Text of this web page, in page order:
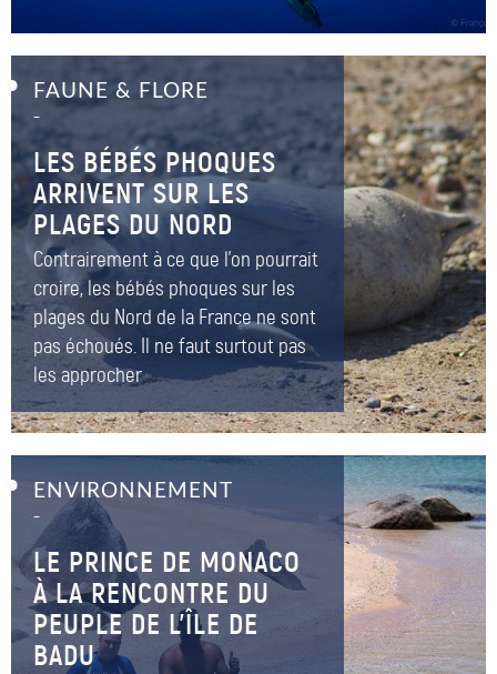
FAUNE & FLORE
–
LES BÉBÉS PHOQUES
ARRIVENT SUR LES
PLAGES DU NORD
Contrairement à ce que l'on pourrait
croire, les bébés phoques sur les
plages du Nord de la France ne sont
pas échoués. Il ne faut surtout pas
les approcher
ENVIRONNEMENT
–
LE PRINCE DE MONACO
À LA RENCONTRE DU
PEUPLE DE L’ÎLE DE
BADU